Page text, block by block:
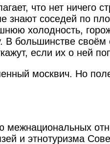
что нет ничего
знают соседей по
холодность,
В большинстве
если их о ней
москвич. Но
межнациональных
и этнотуризма